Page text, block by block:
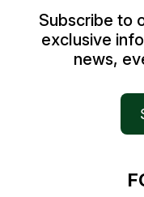
Subscribe to
exclusive
news,